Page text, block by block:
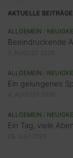
AKTUELLE BEITRÄGE
ALLGEMEIN
Beeindruckende
ALLGEMEIN
Ein gelungenes
ALLGEMEIN
Ein Tag, viele